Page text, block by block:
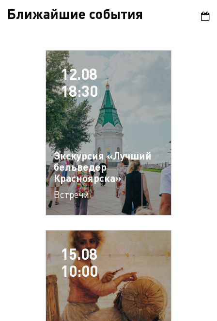
Ближайшие события
12.08
18:30
Экскурсия «Лучший
бельведер
Красноярска»
Встречи
15.08
10:00